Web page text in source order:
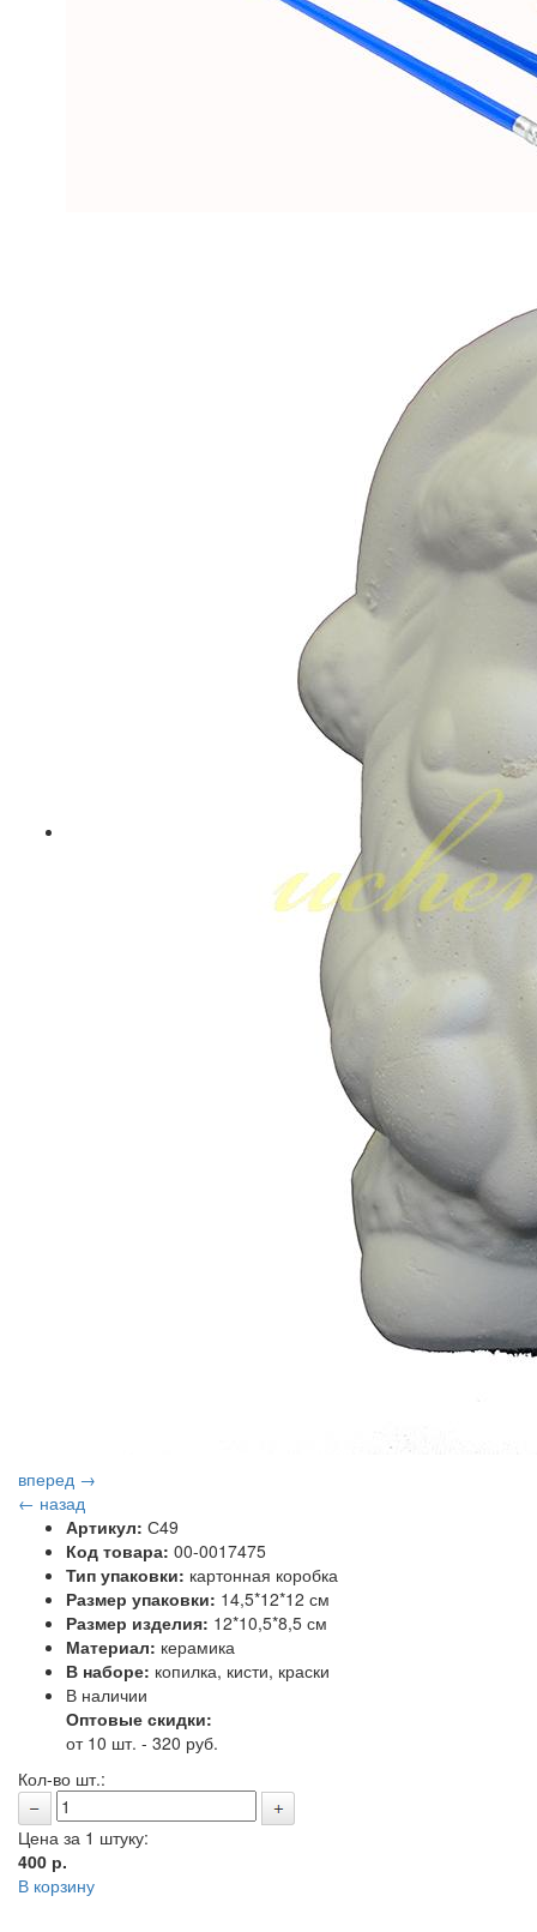
вперед →
← назад
Артикул: С49
Код товара: 00-0017475
Тип упаковки: картонная коробка
Размер упаковки: 14,5*12*12 см
Размер изделия: 12*10,5*8,5 см
Материал: керамика
В наборе: копилка, кисти, краски
В наличии
Оптовые скидки:
от 10 шт. - 320 руб.
Кол-во шт.:
Цена за 1 штуку:
400 р.
В корзину